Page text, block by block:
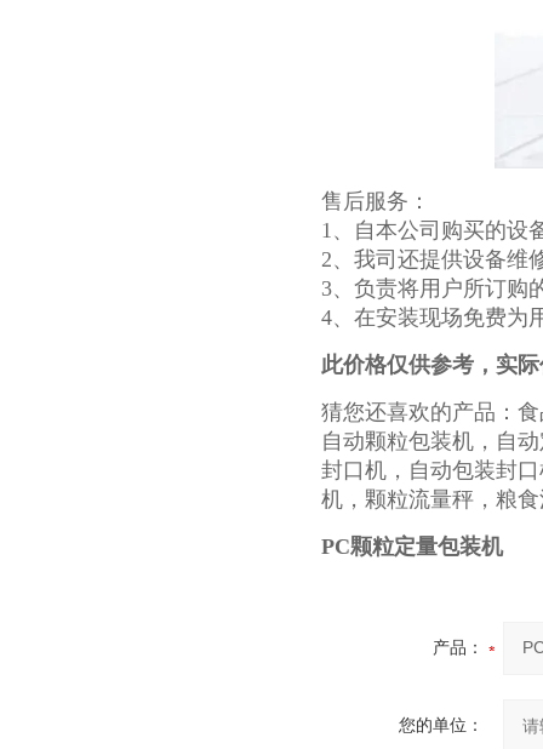
售后服务：
1、自本公司购买的设
2、我司还提供设备维
3、负责将用户所订购
4、在安装现场免费为
此价格仅供参考，实
猜您还喜欢的产品：
自动颗粒包装机，自
封口机，自动包装封
机，颗粒流量秤，粮
PC颗粒定量包装机
产品：
您的单位：